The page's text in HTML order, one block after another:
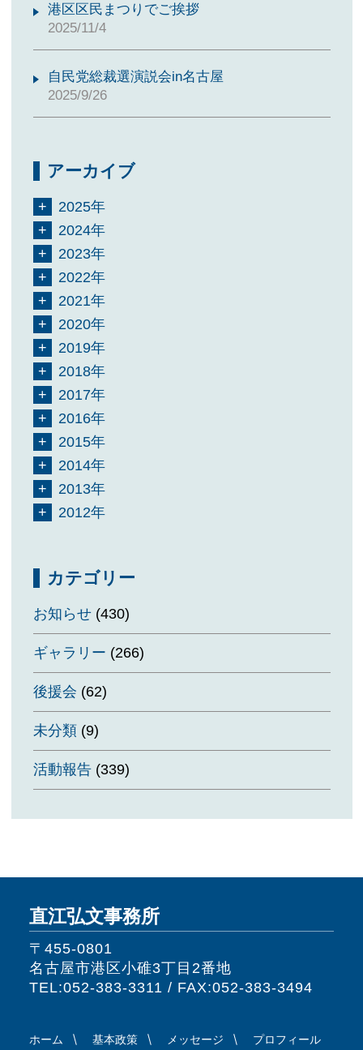
港区区民まつりでご挨拶
2025/11/4
自民党総裁選演説会in名古屋
2025/9/26
アーカイブ
2025年
2024年
2023年
2022年
2021年
2020年
2019年
2018年
2017年
2016年
2015年
2014年
2013年
2012年
カテゴリー
お知らせ(430)
ギャラリー (266)
後援会 (62)
未分類(9)
活動報告(339)
直江弘文事務所
〒455-0801
名古屋市港区小碓3丁目2番地
TEL:052-383-3311 / FAX:052-383-3494
ホーム 基本政策 メッセージ プロフィール